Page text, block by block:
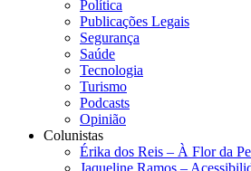
Política
Publicações Legais
Segurança
Saúde
Tecnologia
Turismo
Podcasts
Opinião
Colunistas
Érika dos Reis​ – À Flor da
Jaqueline Ramos –